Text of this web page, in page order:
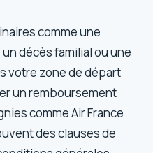
comme une
décès familial ou une
votre zone de départ
un remboursement
comme Air France
des clauses de